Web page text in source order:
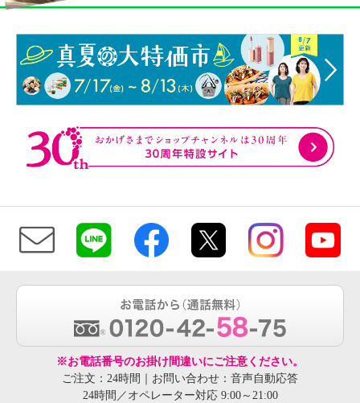
※お電話番号のお掛け間違いにご注意ください。
ご注文：24時間｜お問い合わせ：音声自動応答
24時間／オペレーター対応 9:00～21:00